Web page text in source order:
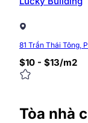
81 Trần Thái Tông,
$10 - $13/m2
Tòa nhà